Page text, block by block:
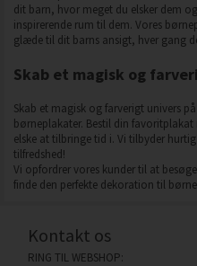
dit barn, hvor meget du elsker dem
inspirerende rum til dem. Vores
glæde til dit barns ansigt, hver gang
Skab et magisk og
Skab et magisk og farverigt univers
børneplakater. Bestil din
elske at tilbringe tid i. Vi tilbyder
tilfredshed!
Vi opfordrer vores kunder til at
finde den perfekte dekoration til
Kontakt os
RING TIL WEBSHOP: